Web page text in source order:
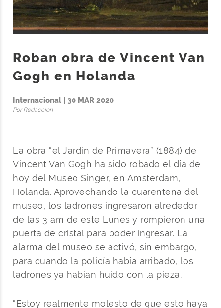
Roban obra de Vincent Van
Gogh en Holanda
Internacional | 30 MAR 2020
Por Redaccion
La obra “el Jardín de Primavera” (1884) de
Vincent Van Gogh ha sido robado el día de
hoy del Museo Singer, en Amsterdam,
Holanda. Aprovechando la cuarentena del
museo, los ladrones ingresaron alrededor
de las 3 am de este Lunes y rompieron una
puerta de cristal para poder ingresar. La
alarma del museo se activó, sin embargo,
para cuando la policía había arribado, los
ladrones ya habían huido con la pieza.
“Estoy realmente molesto de que esto haya